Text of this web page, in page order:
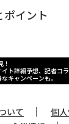
イント
ト詳細予想、記者コ
キャンペーンも。
いて ｜
個